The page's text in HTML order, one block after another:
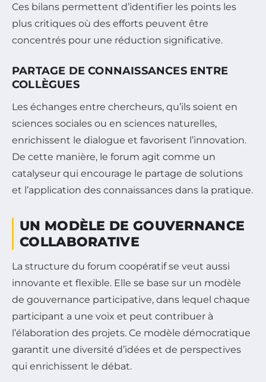
Ces bilans permettent d’identifier les points les
plus critiques où des efforts peuvent être
concentrés pour une réduction significative.
PARTAGE DE CONNAISSANCES ENTRE
COLLÈGUES
Les échanges entre chercheurs, qu’ils soient en
sciences sociales ou en sciences naturelles,
enrichissent le dialogue et favorisent l’innovation.
De cette manière, le forum agit comme un
catalyseur qui encourage le partage de solutions
et l’application des connaissances dans la pratique.
UN MODÈLE DE GOUVERNANCE
COLLABORATIVE
La structure du forum coopératif se veut aussi
innovante et flexible. Elle se base sur un modèle
de gouvernance participative, dans lequel chaque
participant a une voix et peut contribuer à
l’élaboration des projets. Ce modèle démocratique
garantit une diversité d’idées et de perspectives
qui enrichissent le débat.